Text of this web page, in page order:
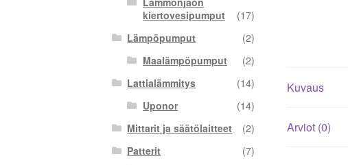
Kuvaus
Arviot (0)
kiertovesipumput
(17)
Lämpöpumput
(2)
Maalämpöpumput
(2)
Lattialämmitys
(14)
Uponor
(14)
Mittarit ja säätölaitteet
(2)
Patterit
(7)